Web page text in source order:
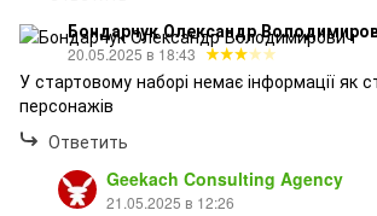
Бондарчук Олександр
20.05.2025 в 18:43
У стартовому наборі немає інформації як
персонажів
Ответить
Geekach Consulting Agency
21.05.2025 в 12:26